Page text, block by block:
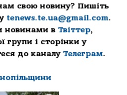
свою новину? Пишіть
tenews.te.ua@gmail.com.
новинами в Твіттер,
групи і сторінки у
до каналу Телеграм.